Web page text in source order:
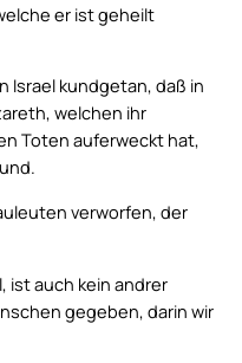
er ist geheilt
Israel kundgetan, daß in
welchen ihr
Toten auferweckt hat,
verworfen, der
ist auch kein andrer
gegeben, darin wir